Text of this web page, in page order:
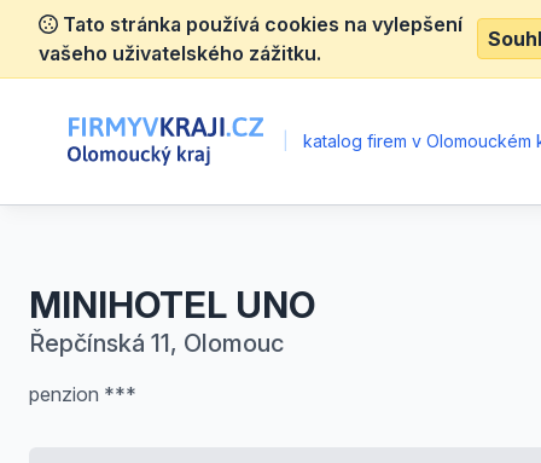
Tato stránka používá cookies na vylepšení
vašeho uživatelského zážitku.
katalog firem v Olomouckém
MINIHOTEL UNO
Řepčínská 11, Olomouc
penzion ***